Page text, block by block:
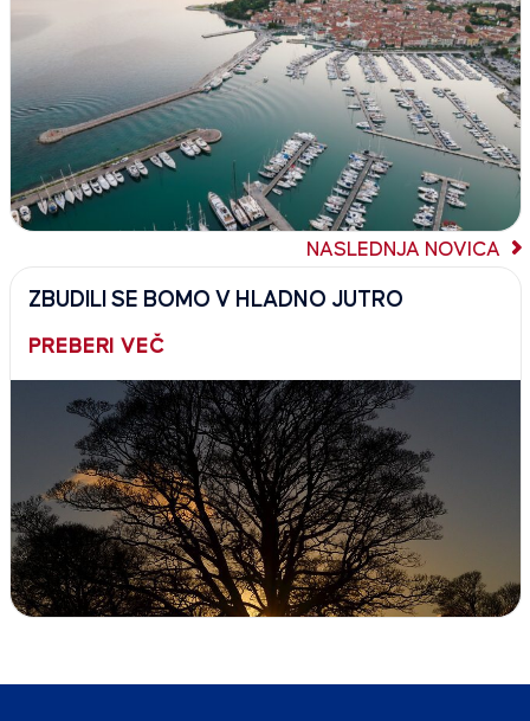
NASLEDNJA NOVICA
ZBUDILI SE BOMO V HLADNO JUTRO
PREBERI VEČ